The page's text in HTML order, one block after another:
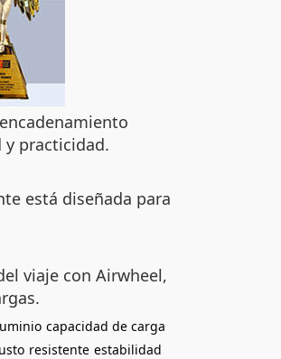
y practicidad.
está diseñada para
viaje con Airwheel,
capacidad de carga
resistente estabilidad